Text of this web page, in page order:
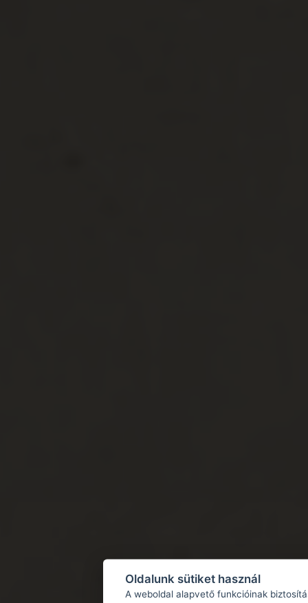
Oldalunk sütiket használ
A weboldal alapvető funkcióinak